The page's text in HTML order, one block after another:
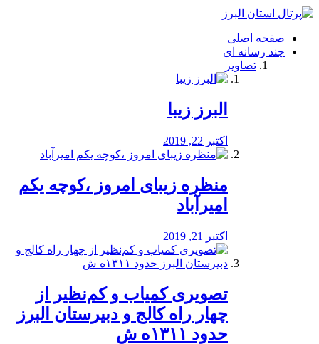
فصد
شرق
تهران
خشکشویی
صفحه اصلی
چند رسانه ای
تصاویر
البرز زیبا
اکتبر 22, 2019
منظره‌‌ زیبای امروز ،کوچه یکم
امیرآباد
اکتبر 21, 2019
️تصویری کمیاب و کم‌نظیر از
چهار راه كالج و دبيرستان البرز
حدود ۱۳۱۱ه ش